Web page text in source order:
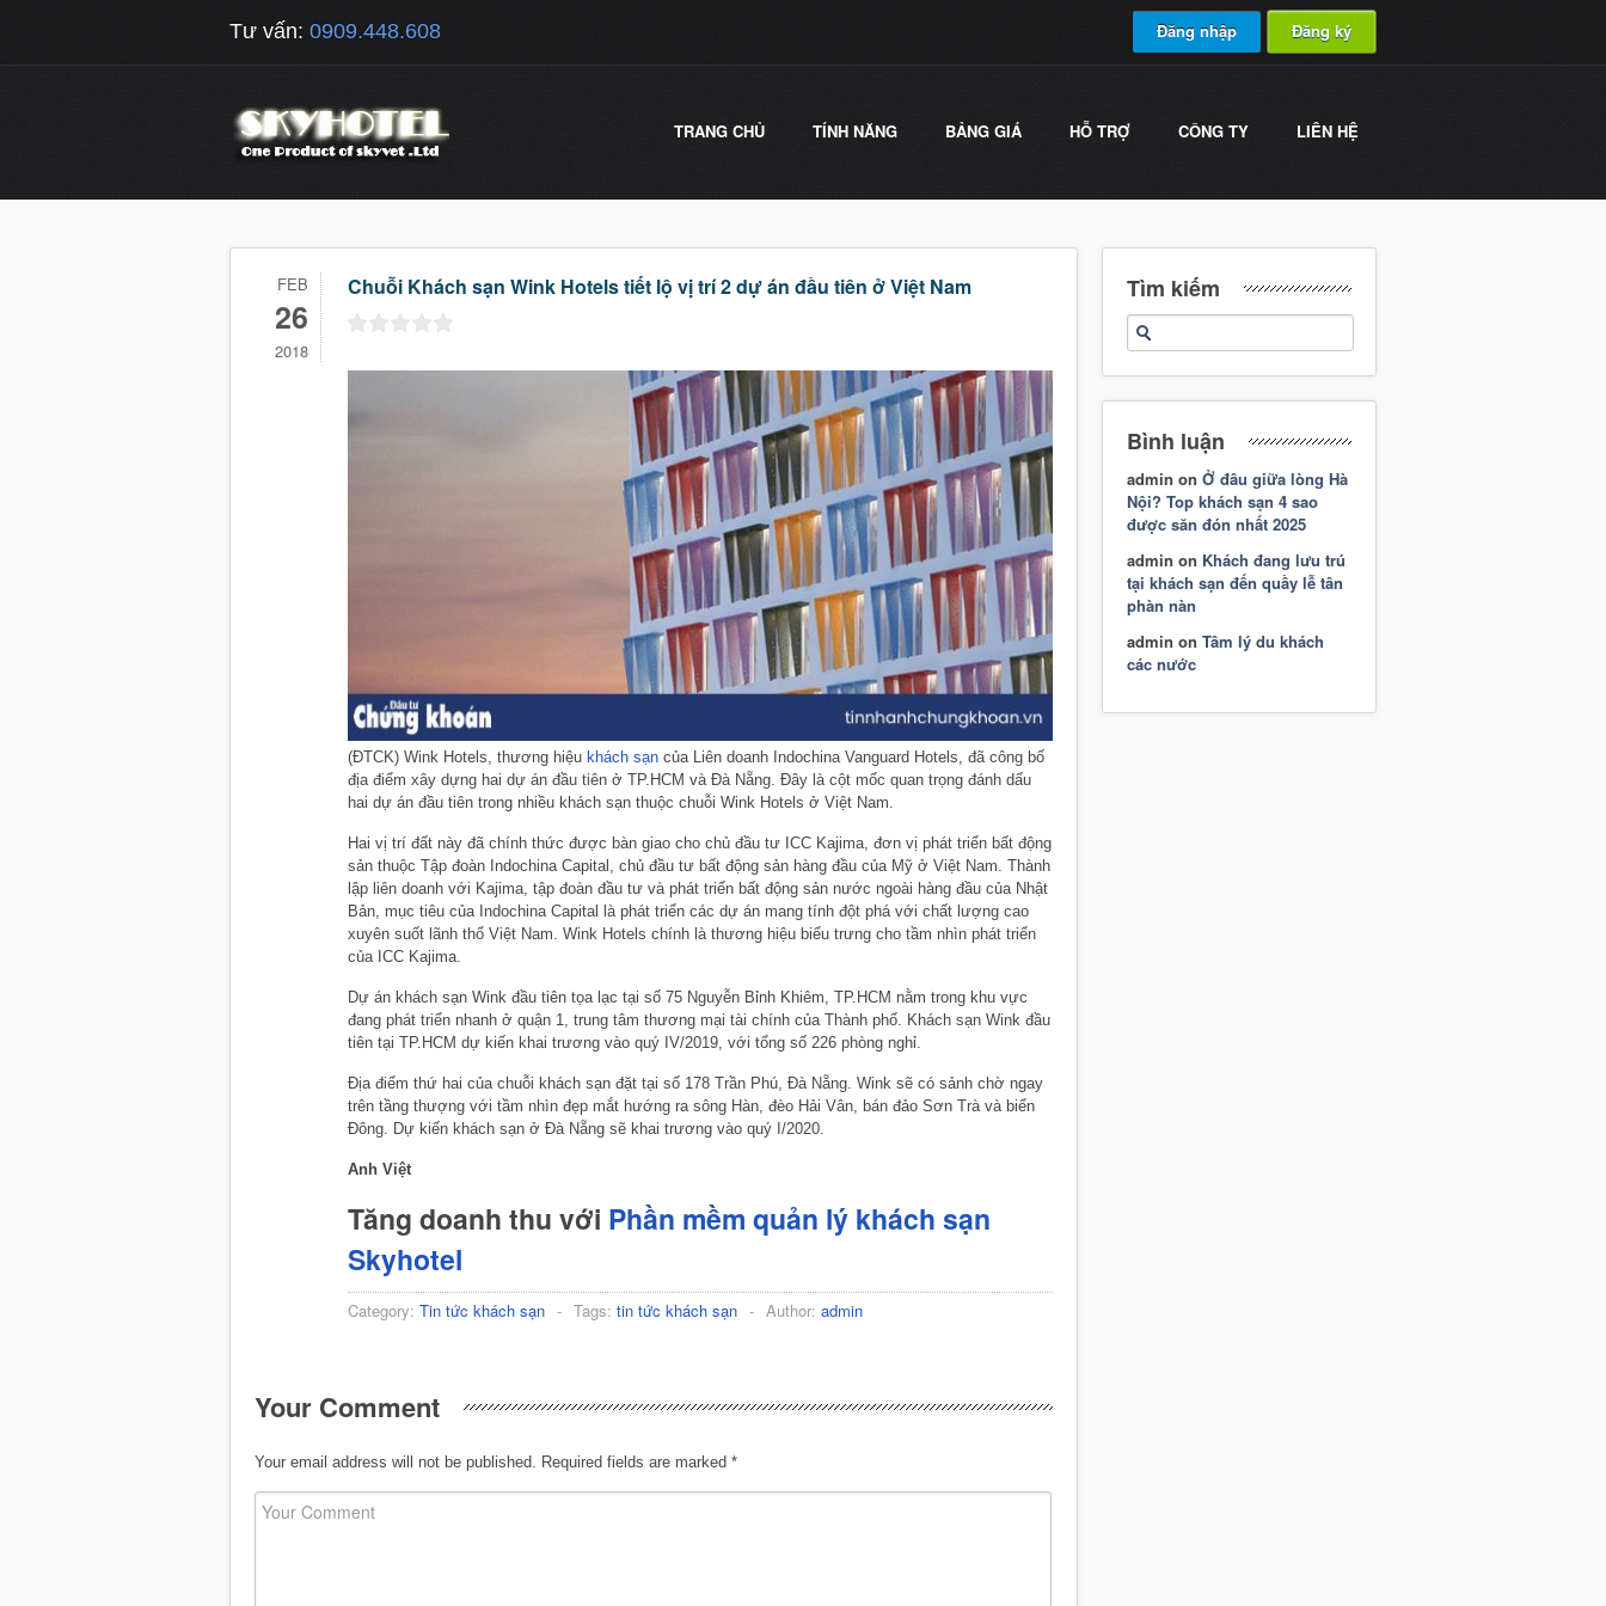
Tư vấn: 0909.448.608 Đăng nhập Đăng ký
TRANG CHỦ TÍNH NĂNG BẢNG GIÁ HỖ TRỢ CÔNG TY LIÊN HỆ
FEB
26
2018
Chuỗi Khách sạn Wink Hotels tiết lộ vị trí 2 dự án đầu tiên ở Việt Nam
(ĐTCK) Wink Hotels, thương hiệu khách sạn của Liên doanh Indochina Vanguard Hotels, đã công bố
địa điểm xây dựng hai dự án đầu tiên ở TP.HCM và Đà Nẵng. Đây là cột mốc quan trọng đánh dấu
hai dự án đầu tiên trong nhiều khách sạn thuộc chuỗi Wink Hotels ở Việt Nam.
Hai vị trí đất này đã chính thức được bàn giao cho chủ đầu tư ICC Kajima, đơn vị phát triển bất động
sản thuộc Tập đoàn Indochina Capital, chủ đầu tư bất động sản hàng đầu của Mỹ ở Việt Nam. Thành
lập liên doanh với Kajima, tập đoàn đầu tư và phát triển bất động sản nước ngoài hàng đầu của Nhật
Bản, mục tiêu của Indochina Capital là phát triển các dự án mang tính đột phá với chất lượng cao
xuyên suốt lãnh thổ Việt Nam. Wink Hotels chính là thương hiệu biểu trưng cho tầm nhìn phát triển
của ICC Kajima.
Dự án khách sạn Wink đầu tiên tọa lạc tại số 75 Nguyễn Bỉnh Khiêm, TP.HCM nằm trong khu vực
đang phát triển nhanh ở quận 1, trung tâm thương mại tài chính của Thành phố. Khách sạn Wink đầu
tiên tại TP.HCM dự kiến khai trương vào quý IV/2019, với tổng số 226 phòng nghỉ.
Địa điểm thứ hai của chuỗi khách sạn đặt tại số 178 Trần Phú, Đà Nẵng. Wink sẽ có sảnh chờ ngay
trên tầng thượng với tầm nhìn đẹp mắt hướng ra sông Hàn, đèo Hải Vân, bán đảo Sơn Trà và biển
Đông. Dự kiến khách sạn ở Đà Nẵng sẽ khai trương vào quý I/2020.
Anh Việt
Tăng doanh thu với Phần mềm quản lý khách sạn
Skyhotel
Category: Tin tức khách sạn - Tags: tin tức khách sạn - Author: admin
Your Comment
Your email address will not be published. Required fields are marked *
Tìm kiếm
Bình luận
admin on Ở đâu giữa lòng Hà
Nội? Top khách sạn 4 sao
được săn đón nhất 2025
admin on Khách đang lưu trú
tại khách sạn đến quầy lễ tân
phàn nàn
admin on Tâm lý du khách
các nước